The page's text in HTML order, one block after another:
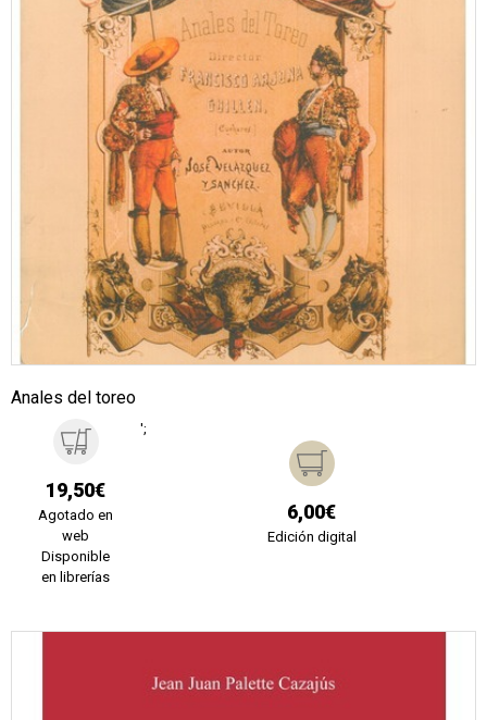
Anales del toreo
19,50€
Agotado en
web
Disponible
en librerías
';
6,00€
Edición digital